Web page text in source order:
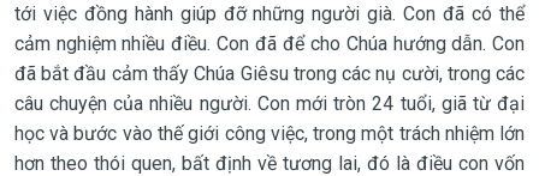
tới việc đồng hành giúp đỡ những người già. Con đã có thể
cảm nghiệm nhiều điều. Con đã để cho Chúa hướng dẫn. Con
đã bắt đầu cảm thấy Chúa Giêsu trong các nụ cười, trong các
câu chuyện của nhiều người. Con mới tròn 24 tuổi, giã từ đại
học và bước vào thế giới công việc, trong một trách nhiệm lớn
hơn theo thói quen, bất định về tương lai, đó là điều con vốn